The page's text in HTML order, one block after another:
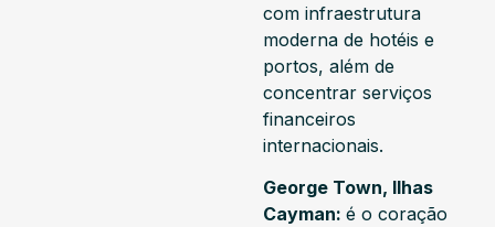
com infraestrutura
moderna de hotéis e
portos, além de
concentrar serviços
financeiros
internacionais.
George Town, Ilhas
Cayman: é o coração